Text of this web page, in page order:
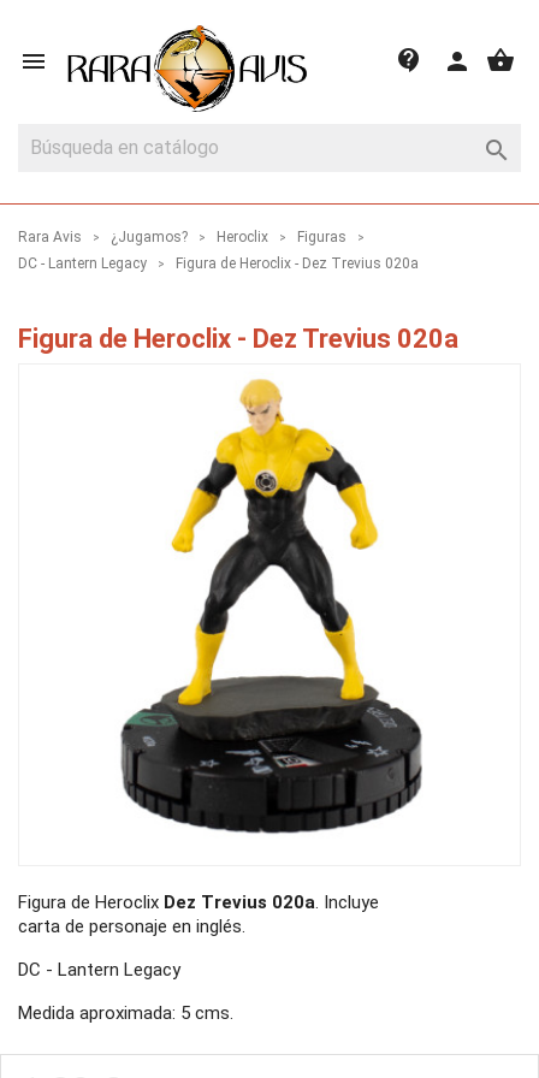
 shopping_basket
person
contact_support

Rara Avis ¿Jugamos? Heroclix
Figuras
DC - Lantern Legacy
Figura de Heroclix - Dez Trevius 020a
Figura de Heroclix - Dez Trevius 020a
Figura de Heroclix Dez Trevius 020a. Incluye
carta de personaje en inglés.
DC - Lantern Legacy
Medida aproximada: 5 cms.